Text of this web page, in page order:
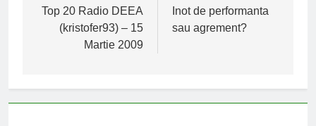
în
articole
Top 20 Radio DEEA
(kristofer93) – 15
Martie 2009
Inot de performanta
sau agrement?